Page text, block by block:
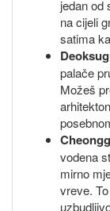
jedan od
na cijeli
satima
palače
Možeš
vodena
mirno
vreve.